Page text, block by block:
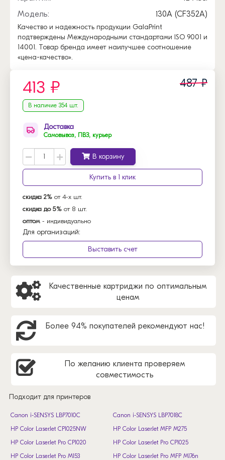
Модель:
130A (CF352A)
Качество и надежность продукции GalaPrint
подтверждены Международными стандартами ISO 9001 и
14001. Товар бренда имеет наилучшее соотношение
«цена-качество».
413 ₽ 487 ₽
В наличие 354 шт.
Доставка
Самовывоз, ПВЗ, курьер
В корзину
Купить в 1 клик
скидка 2% от 4-х шт.
скидка до 5% от 8 шт.
оптом - индивидуально
Для организаций:
Выставить счет
Качественные картриджи по оптимальным
ценам
Более 94% покупателей рекомендуют нас!
По желанию клиента проверяем
совместимость
Подходит для принтеров
Canon i-SENSYS LBP7010C
Canon i-SENSYS LBP7018C
HP Color LaserJet CP1025NW
HP Color LaserJet MFP M275
HP Color LaserJet Pro CP1020
HP Color LaserJet Pro CP1025
HP Color LaserJet Pro M153
HP Color LaserJet Pro MFP M176n